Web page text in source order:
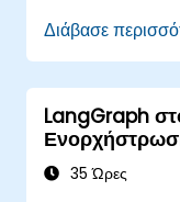
Διάβασε
LangGraph
Ρυθμιζόμενα
35 Ώρες